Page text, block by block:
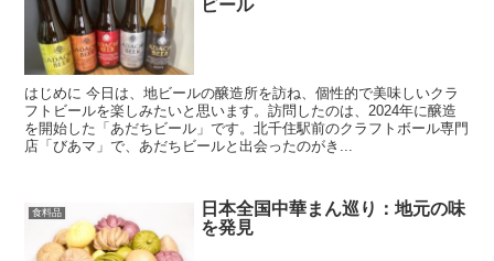
ビール
はじめに 今日は、地ビールの醸造所を訪ね、個性的で美味しいクラ
フトビールを楽しみたいと思います。訪問したのは、2024年に醸造
を開始した「あだちビール」です。北千住駅前のクラフトボール専門
店「びあマ」で、あだちビールと出会ったのがき...
食料品
日本全国中華まん巡り：地元の味
を発見